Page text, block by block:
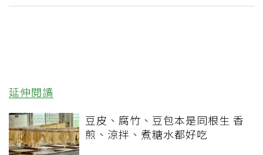
延伸閱讀
豆皮、腐竹、豆包本是同根生 香
煎、涼拌、煮糖水都好吃